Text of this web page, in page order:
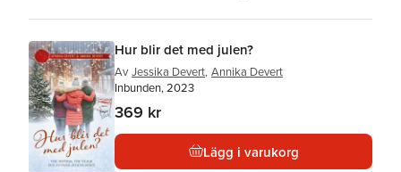
Hur blir det med julen?
Av Jessika Devert, Annika Devert
Inbunden, 2023
369 kr
Lägg i varukorg